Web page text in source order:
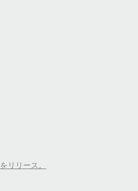
リリース。